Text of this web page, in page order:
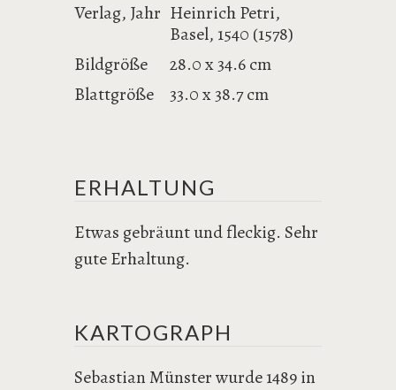
Verlag, Jahr Heinrich Petri,
Basel, 1540 (1578)
Bildgröße
28.0 x 34.6 cm
Blattgröße
33.0 x 38.7 cm
ERHALTUNG
Etwas gebräunt und fleckig. Sehr
gute Erhaltung.
KARTOGRAPH
Sebastian Münster wurde 1489 in